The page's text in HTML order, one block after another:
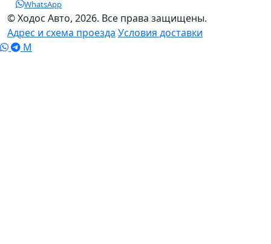
WhatsApp
© Ходос Авто, 2026. Все права защищены.
Адрес и схема проезда Условия доставки
M